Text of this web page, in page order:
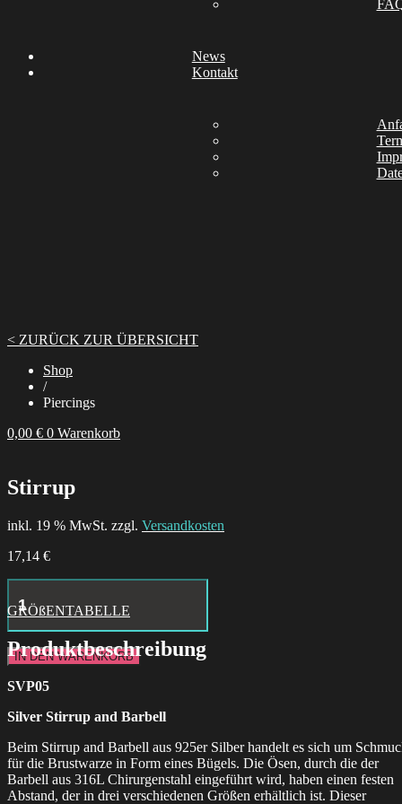
News
Kontakt
< ZURÜCK ZUR ÜBERSICHT
Shop
/
Piercings
0,00 € 0 Warenkorb
Stirrup
inkl. 19 % MwSt. zzgl. Versandkosten
17,14 €
Hustle
Butter
Deluxe
Tattoo
Aftercare
24x
Box
IN DEN WARENKORB
GRÖßENTABELLE
Produktbeschreibung
SVP05
Silver Stirrup and Barbell
Beim Stirrup and Barbell aus 925er Silber handelt es sich um
für die Brustwarze in Form eines Bügels. Die Ösen, durch die der
Barbell aus 316L Chirurgenstahl eingeführt wird, haben einen festen
Abstand, der in drei verschiedenen Größen erhältlich ist. Dieser